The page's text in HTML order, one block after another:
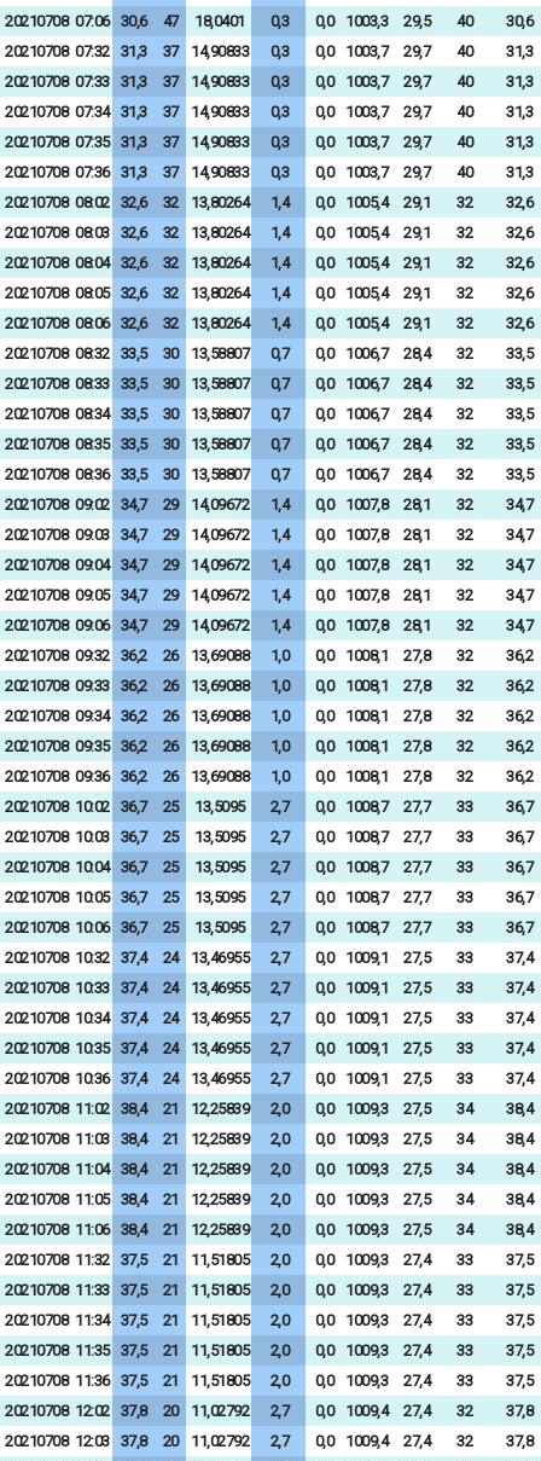
20210708 07:06 30,6 47 18,0401 0,3 0,0 1003,3 29,5 40
30,6
20210708 07:32 31,3 37 14,90833 0,3 0,0 1003,7 29,7 40
31,3
20210708 07:33 31,3 37 14,90833 0,3 0,0 1003,7 29,7 40
31,3
20210708 07:34 31,3 37 14,90833 0,3 0,0 1003,7 29,7 40
31,3
20210708 07:35 31,3 37 14,90833 0,3 0,0 1003,7 29,7 40
31,3
20210708 07:36 31,3 37 14,90833 0,3 0,0 1003,7 29,7 40
31,3
20210708 08:02 32,6 32 13,80264 1,4 0,0 1005,4 29,1 32
32,6
20210708 08:03 32,6 32 13,80264 1,4 0,0 1005,4 29,1 32
32,6
20210708 08:04 32,6 32 13,80264 1,4 0,0 1005,4 29,1 32
32,6
20210708 08:05 32,6 32 13,80264 1,4 0,0 1005,4 29,1 32
32,6
20210708 08:06 32,6 32 13,80264 1,4 0,0 1005,4 29,1 32
32,6
20210708 08:32 33,5 30 13,58807 0,7 0,0 1006,7 28,4 32
33,5
20210708 08:33 33,5 30 13,58807 0,7 0,0 1006,7 28,4 32
33,5
20210708 08:34 33,5 30 13,58807 0,7 0,0 1006,7 28,4 32
33,5
20210708 08:35 33,5 30 13,58807 0,7 0,0 1006,7 28,4 32
33,5
20210708 08:36 33,5 30 13,58807 0,7 0,0 1006,7 28,4 32
33,5
20210708 09:02 34,7 29 14,09672 1,4 0,0 1007,8 28,1 32
34,7
20210708 09:03 34,7 29 14,09672 1,4 0,0 1007,8 28,1 32
34,7
20210708 09:04 34,7 29 14,09672 1,4 0,0 1007,8 28,1 32
34,7
20210708 09:05 34,7 29 14,09672 1,4 0,0 1007,8 28,1 32
34,7
20210708 09:06 34,7 29 14,09672 1,4 0,0 1007,8 28,1 32
34,7
20210708 09:32 36,2 26 13,69088 1,0 0,0 1008,1 27,8 32
36,2
20210708 09:33 36,2 26 13,69088 1,0 0,0 1008,1 27,8 32
36,2
20210708 09:34 36,2 26 13,69088 1,0 0,0 1008,1 27,8 32
36,2
20210708 09:35 36,2 26 13,69088 1,0 0,0 1008,1 27,8 32
36,2
20210708 09:36 36,2 26 13,69088 1,0 0,0 1008,1 27,8 32
36,2
20210708 10:02 36,7 25 13,5095 2,7 0,0 1008,7 27,7 33
36,7
20210708 10:03 36,7 25 13,5095 2,7 0,0 1008,7 27,7 33
36,7
20210708 10:04 36,7 25 13,5095 2,7 0,0 1008,7 27,7 33
36,7
20210708 10:05 36,7 25 13,5095 2,7 0,0 1008,7 27,7 33
36,7
20210708 10:06 36,7 25 13,5095 2,7 0,0 1008,7 27,7 33
36,7
20210708 10:32 37,4 24 13,46955 2,7 0,0 1009,1 27,5 33
37,4
20210708 10:33 37,4 24 13,46955 2,7 0,0 1009,1 27,5 33
37,4
20210708 10:34 37,4 24 13,46955 2,7 0,0 1009,1 27,5 33
37,4
20210708 10:35 37,4 24 13,46955 2,7 0,0 1009,1 27,5 33
37,4
20210708 10:36 37,4 24 13,46955 2,7 0,0 1009,1 27,5 33
37,4
20210708 11:02 38,4 21 12,25839 2,0 0,0 1009,3 27,5 34
38,4
20210708 11:03 38,4 21 12,25839 2,0 0,0 1009,3 27,5 34
38,4
20210708 11:04 38,4 21 12,25839 2,0 0,0 1009,3 27,5 34
38,4
20210708 11:05 38,4 21 12,25839 2,0 0,0 1009,3 27,5 34
38,4
20210708 11:06 38,4 21 12,25839 2,0 0,0 1009,3 27,5 34
38,4
20210708 11:32 37,5 21 11,51805 2,0 0,0 1009,3 27,4 33
37,5
20210708 11:33 37,5 21 11,51805 2,0 0,0 1009,3 27,4 33
37,5
20210708 11:34 37,5 21 11,51805 2,0 0,0 1009,3 27,4 33
37,5
20210708 11:35 37,5 21 11,51805 2,0 0,0 1009,3 27,4 33
37,5
20210708 11:36 37,5 21 11,51805 2,0 0,0 1009,3 27,4 33
37,5
20210708 12:02 37,8 20 11,02792 2,7 0,0 1009,4 27,4 32
37,8
20210708 12:03 37,8 20 11,02792 2,7 0,0 1009,4 27,4 32
37,8